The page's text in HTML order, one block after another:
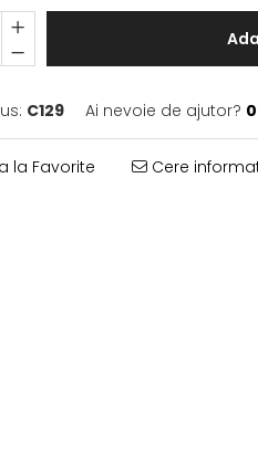
C129 Ai nevoie de ajutor?
la Favorite Cere